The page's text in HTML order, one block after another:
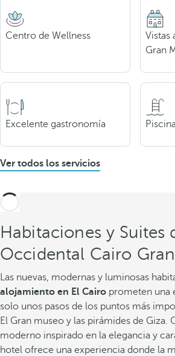
Centro de Wellness
Vistas
Gran
Excelente gastronomía
Ver todos los servicios
Habitaciones y Suites
Occidental Cairo
Las nuevas, modernas y luminosas
alojamiento en El Cairo prometen una
solo unos pasos de los puntos más
El Gran museo y las pirámides de Giza.
moderno inspirado en la elegancia y
hotel ofrece una experiencia donde la